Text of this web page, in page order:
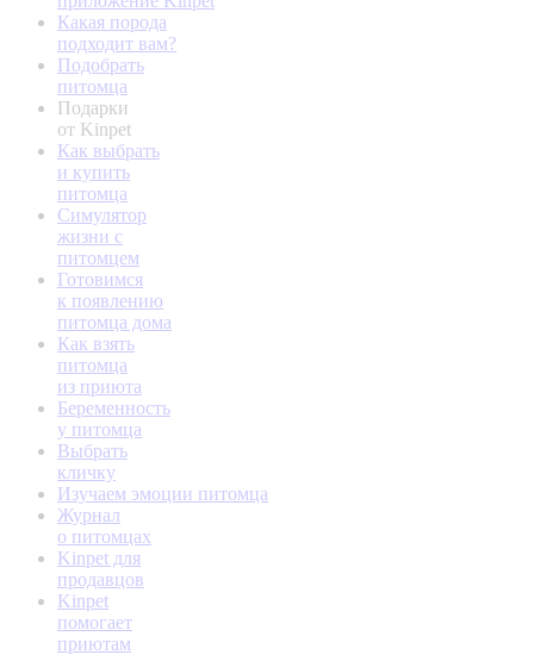
Какая порода
подходит вам?
Подобрать
питомца
Подарки
от Kinpet
Как выбрать
и купить
питомца
Симулятор
жизни с
питомцем
Готовимся
к появлению
питомца дома
Как взять
питомца
из приюта
Беременность
у питомца
Выбрать
кличку
Изучаем эмоции питомца
Журнал
о питомцах
Kinpet для
продавцов
Kinpet
помогает
приютам